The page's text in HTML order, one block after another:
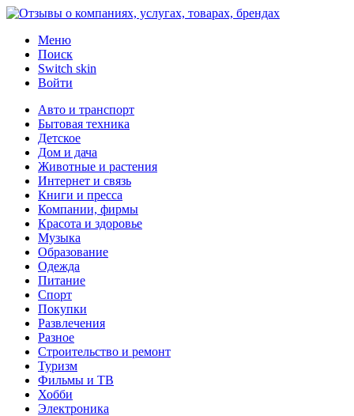
Меню
Поиск
Switch skin
Войти
Авто и транспорт
Бытовая техника
Детское
Дом и дача
Животные и растения
Интернет и связь
Книги и пресса
Компании, фирмы
Красота и здоровье
Музыка
Образование
Одежда
Питание
Спорт
Покупки
Развлечения
Разное
Строительство и ремонт
Туризм
Фильмы и ТВ
Хобби
Электроника